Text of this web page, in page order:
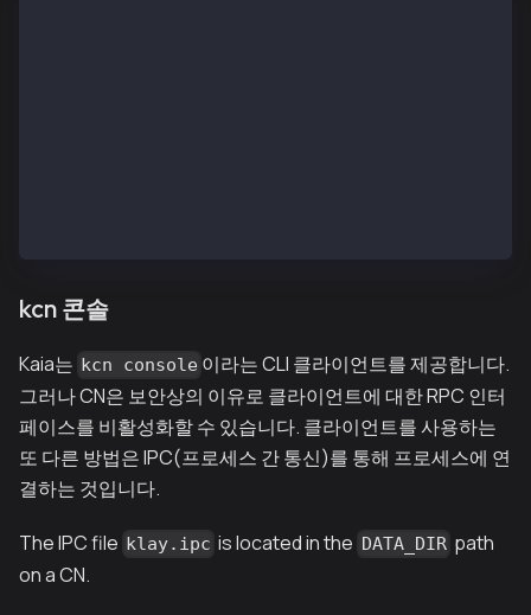
kcn 콘솔
Kaia는 kcn console 이라는 CLI 클라이언트를 제공합니다.
그러나 CN은 보안상의 이유로 클라이언트에 대한 RPC 인터
페이스를 비활성화할 수 있습니다. 클라이언트를 사용하는
또 다른 방법은 IPC(프로세스 간 통신)를 통해 프로세스에 연
결하는 것입니다.
The IPC file klay.ipc is located in the DATA_DIR path
on a CN.